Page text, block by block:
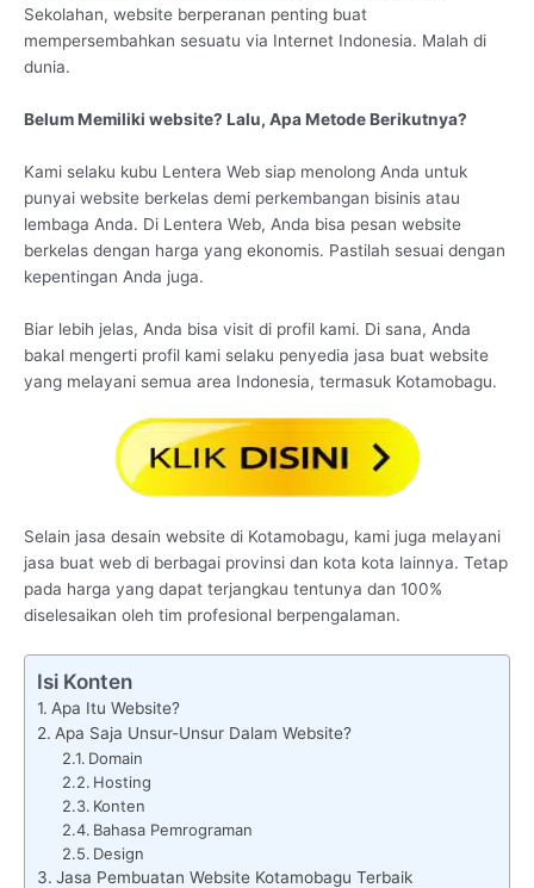
Sekolahan, website berperanan penting buat
mempersembahkan sesuatu via Internet Indonesia. Malah di
dunia.
Belum Memiliki website? Lalu, Apa Metode Berikutnya?
Kami selaku kubu Lentera Web siap menolong Anda untuk
punyai website berkelas demi perkembangan bisinis atau
lembaga Anda. Di Lentera Web, Anda bisa pesan website
berkelas dengan harga yang ekonomis. Pastilah sesuai dengan
kepentingan Anda juga.
Biar lebih jelas, Anda bisa visit di profil kami. Di sana, Anda
bakal mengerti profil kami selaku penyedia jasa buat website
yang melayani semua area Indonesia, termasuk Kotamobagu.
Selain jasa desain website di Kotamobagu, kami juga melayani
jasa buat web di berbagai provinsi dan kota kota lainnya. Tetap
pada harga yang dapat terjangkau tentunya dan 100%
diselesaikan oleh tim profesional berpengalaman.
Isi Konten
Apa Itu Website?
Apa Saja Unsur-Unsur Dalam Website?
Domain
Hosting
Konten
Bahasa Pemrograman
Design
Jasa Pembuatan Website Kotamobagu Terbaik